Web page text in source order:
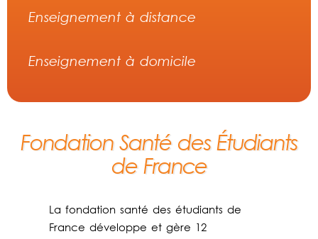
Enseignement à distance
Enseignement à domicile
Fondation Santé des Étudiants
de France
La fondation santé des étudiants de
France développe et gère 12